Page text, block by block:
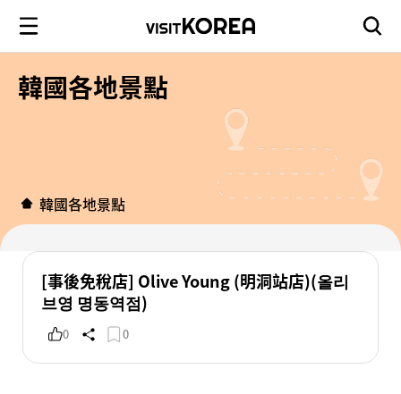
韓國各地景點
韓國各地景點
[事後免稅店] Olive Young (明洞站店)(올리
브영 명동역점)
0 0